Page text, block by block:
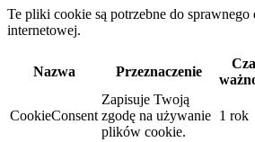
Te pliki cookie są potrzebne do sprawnego
internetowej.
Nazwa Przeznaczenie
CookieConsent
Zapisuje Twoją
zgodę na używanie
plików cookie.
1 rok